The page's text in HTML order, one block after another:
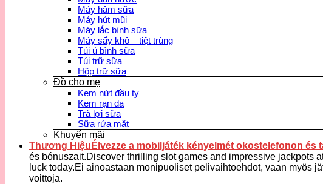
Máy hâm sữa
Máy hút mũi
Máy lắc bình sữa
Máy sấy khô – tiệt trùng
Túi ủ bình sữa
Túi trữ sữa
Hộp trữ sữa
Đồ cho mẹ
Kem nứt đầu ty
Kem rạn da
Trà lợi sữa
Sữa rửa mặt
Khuyến mãi
Thương HiệuÉlvezze a mobiljáték kényelmét okostelefonon és
és bónuszait.Discover thrilling slot games and impressive jackpots
luck today.Ei ainoastaan monipuoliset pelivaihtoehdot, vaan myös
voittoja.